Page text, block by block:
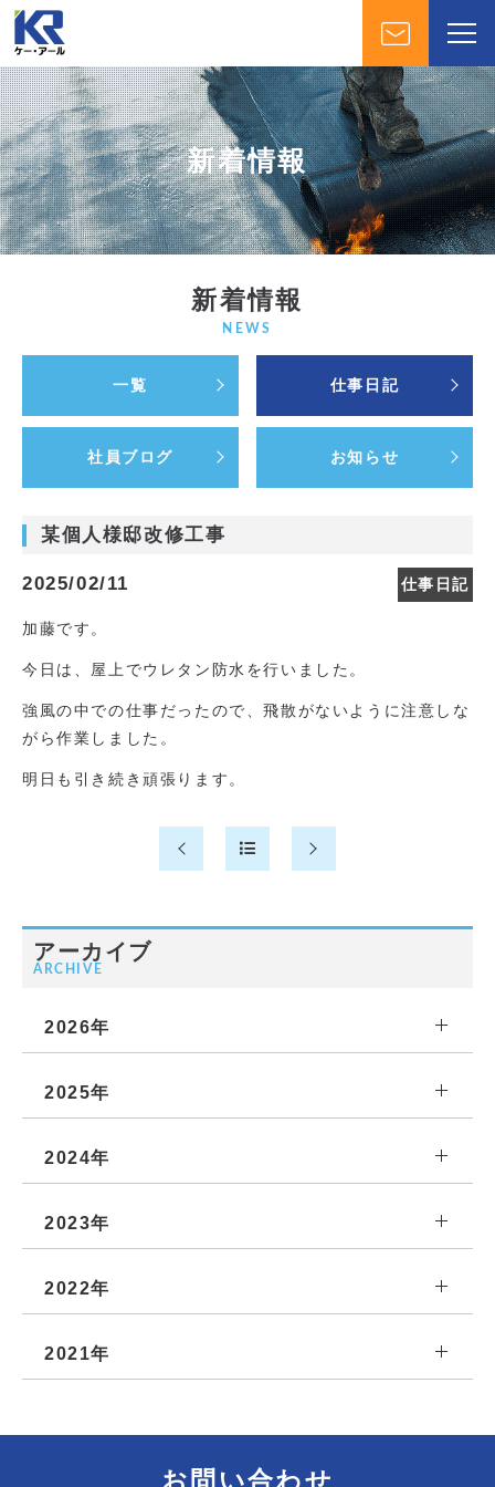
新着情報
新着情報
NEWS
一覧 仕事日記
社員ブログ お知らせ
某個人様邸改修工事
2025/02/11 仕事日記
加藤です。
今日は、屋上でウレタン防水を行いました。
強風の中での仕事だったので、飛散がないように注意しな
がら作業しました。
明日も引き続き頑張ります。
アーカイブ
ARCHIVE
2026年
2025年
2024年
2023年
2022年
2021年
お問い合わせ